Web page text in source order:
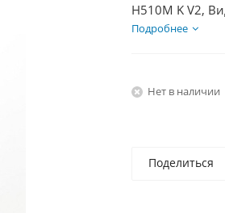
H510M K V2,
HDD 2Тб, БП
Подробнее
Нет в наличии
Поделиться